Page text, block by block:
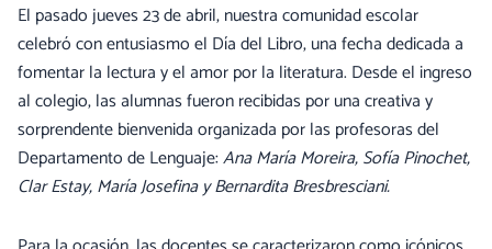
El pasado jueves 23 de abril, nuestra comunidad escolar
celebró con entusiasmo el Día del Libro, una fecha dedicada a
fomentar la lectura y el amor por la literatura. Desde el ingreso
al colegio, las alumnas fueron recibidas por una creativa y
sorprendente bienvenida organizada por las profesoras del
Departamento de Lenguaje:Ana María Moreira, Sofía Pinochet,
Clar Estay, María Josefina y Bernardita Bresbresciani.